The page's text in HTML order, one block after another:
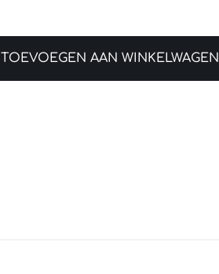
TOEVOEGEN AAN WINKELWAGEN